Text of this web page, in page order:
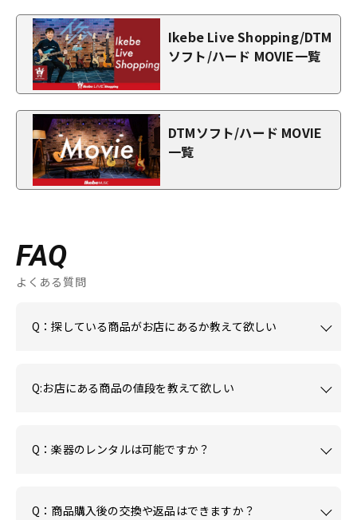
Ikebe Live Shopping/DTM
ソフト/ハード MOVIE一覧
DTMソフト/ハード MOVIE
一覧
FAQ
よくある質問
Q：探している商品がお店にあるか教えて欲しい
Q:お店にある商品の値段を教えて欲しい
Q：楽器のレンタルは可能ですか？
Q：商品購入後の交換や返品はできますか？